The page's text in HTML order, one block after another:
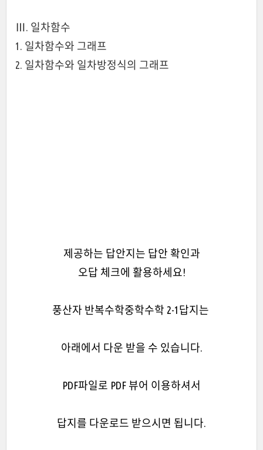
Ⅲ. 일차함수
1. 일차함수와 그래프
2. 일차함수와 일차방정식의 그래프
제공하는 답안지는 답안 확인과
오답 체크에 활용하세요!
풍산자 반복수학중학수학 2-1답지는
아래에서 다운 받을 수 있습니다.
PDF파일로 PDF 뷰어 이용하셔서
답지를 다운로드 받으시면 됩니다.